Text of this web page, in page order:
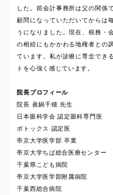
した。前会計事務所は父の関係
顧問になっていただいてからは
うになりました。現在、税務・
の相続にもかかわる地権者との
ています。私が診療に専念でき
トを心強く感じています。
院長プロフィール
院長 眞鍋千穂 先生
日本眼科学会 認定眼科専門医
ボトックス 認定医
帝京大学医学部 卒業
帝京大学ちば総合医療センター
千葉県こども病院
帝京大学医学部附属病院
千葉西総合病院